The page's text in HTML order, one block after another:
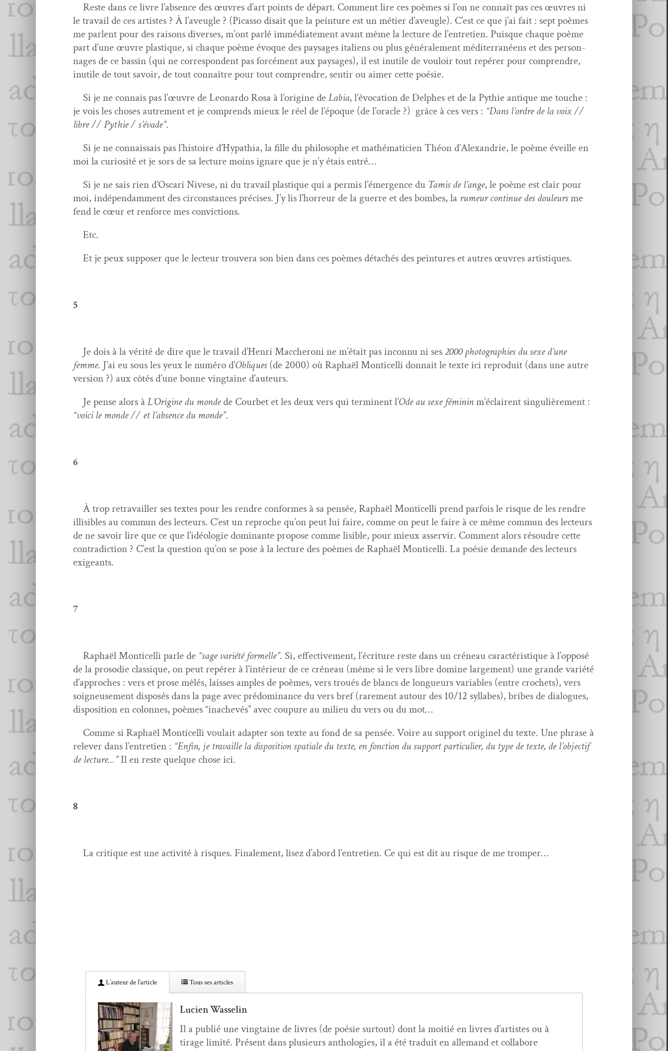
Reste dans ce livre l’ab­sence des œuvres d’art points de départ. Com­ment lire ces poèmes si l’on ne con­naît pas ces œuvres ni
le tra­vail de ces artistes ? À l’aveu­gle ? (Picas­so dis­ait que la pein­ture est un méti­er d’aveu­gle). C’est ce que j’ai fait : sept poèmes
me par­lent pour des raisons divers­es, m’ont par­lé immé­di­ate­ment avant même la lec­ture de l’en­tre­tien. Puisque chaque poème
part d’une œuvre plas­tique, si chaque poème évoque des paysages ital­iens ou plus générale­ment méditer­ranéens et des per­son­
nages de ce bassin (qui ne cor­re­spon­dent pas for­cé­ment aux paysages), il est inutile de vouloir tout repér­er pour com­pren­dre,
inutile de tout savoir, de tout con­naître pour tout com­pren­dre, sen­tir ou aimer cette poésie.
Si je ne con­nais pas l’œu­vre de Leonar­do Rosa à l’o­rig­ine deLabia, l’évo­ca­tion de Delphes et de la Pythie antique me touche :
je vois les choses autrement et je com­prends mieux le réel de l’époque (de l’o­r­a­cle ?) grâce à ces vers : “Dans l’or­dre de la voix //
libre // Pythie / s’é­vade”.
Si je ne con­nais­sais pas l’his­toire d’Hy­pathia, la fille du philosophe et math­é­mati­cien Théon d’Alexan­drie, le poème éveille en
moi la curiosité et je sors de sa lec­ture moins ignare que je n’y étais entré…
Si je ne sais rien d’Oscari Nivese, ni du tra­vail plas­tique qui a per­mis l’émer­gence du Tamis de l’ange, le poème est clair pour
moi, indépen­dam­ment des cir­con­stances pré­cis­es. J’y lis l’hor­reur de la guerre et des bombes, la rumeur con­tin­ue des douleursme
fend le cœur et ren­force mes convictions.
Etc.
Et je peux sup­pos­er que le lecteur trou­vera son bien dans ces poèmes détachés des pein­tures et autres œuvres artistiques.
5
Je dois à la vérité de dire que le tra­vail d’Hen­ri Mac­cheroni ne m’é­tait pas incon­nu ni ses2000 pho­togra­phies du sexe d’une
femme. J’ai eu sous les yeux le numéro d’Obliques(de 2000) où Raphaël Mon­ti­cel­li don­nait le texte ici repro­duit (dans une autre
ver­sion ?) aux côtés d’une bonne ving­taine d’auteurs.
Je pense alors àL’O­rig­ine du mondede Courbet et les deux vers qui ter­mi­nent l’Ode au sexe fémininm’é­clairent sin­gulière­ment :
“voici le monde // et l’ab­sence du monde”.
6
À trop retra­vailler ses textes pour les ren­dre con­formes à sa pen­sée, Raphaël Mon­ti­cel­li prend par­fois le risque de les ren­dre
illis­i­bles au com­mun des lecteurs. C’est un reproche qu’on peut lui faire, comme on peut le faire à ce même com­mun des lecteurs
de ne savoir lire que ce que l’idéolo­gie dom­i­nante pro­pose comme lis­i­ble, pour mieux asservir. Com­ment alors résoudre cette
con­tra­dic­tion ? C’est la ques­tion qu’on se pose à la lec­ture des poèmes de Raphaël Mon­ti­cel­li. La poésie demande des lecteurs
exigeants.
7
Raphaël Mon­ti­cel­li par­le de “sage var­iété formelle”. Si, effec­tive­ment, l’écri­t­ure reste dans un créneau car­ac­téris­tique à l’op­posé
de la prosodie clas­sique, on peut repér­er à l’in­térieur de ce créneau (même si le vers libre domine large­ment) une grande var­iété
d’ap­proches : vers et prose mêlés, laiss­es amples de poèmes, vers troués de blancs de longueurs vari­ables (entre cro­chets), vers
soigneuse­ment dis­posés dans la page avec pré­dom­i­nance du vers bref (rarement autour des 10/12 syl­labes), bribes de dia­logues,
dis­po­si­tion en colonnes, poèmes “inachevés” avec coupure au milieu du vers ou du mot…
Comme si Raphaël Mon­ti­cel­li voulait adapter son texte au fond de sa pen­sée. Voire au sup­port orig­inel du texte. Une phrase à
relever dans l’en­tre­tien : “Enfin, je tra­vaille la dis­po­si­tion spa­tiale du texte, en fonc­tion du sup­port par­ti­c­uli­er, du type de texte, de l’ob­jec­tif
de lec­ture…”Il en reste quelque chose ici.
8
La cri­tique est une activ­ité à risques. Finale­ment, lisez d’abord l’en­tre­tien. Ce qui est dit au risque de me tromper…
L’au­teur de l’article Tous ses articles
Lucien Wasselin
Il a pub­lié une ving­taine de livres (de poésie surtout) dont la moitié en livres d’artistes ou à
tirage lim­ité. Présent dans plusieurs antholo­gies, il a été traduit en alle­mand et col­la­bore